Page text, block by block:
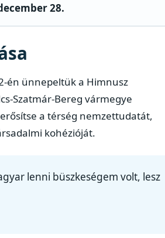
28.
én ünnepeltük a Himnusz
Szatmár-Bereg vármegye
a térség nemzettudatát,
kohézióját.
lenni büszkeségem volt, lesz